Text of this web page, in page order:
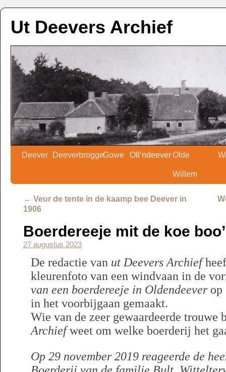
Ut Deevers Archief
Deever DeeverbroggeGowe Oll’ndeeverOlde
Willem
← Veur de tente in de kaamp bee Deever in
1906
Boerdereeje mit de koe
27 augustus 2023
De redactie van ut Deevers Archief
kleurenfoto van een windvaan in de
van een boerdereeje in Oldendeeverop
in het voorbijgaan gemaakt.
Wie van de zeer gewaardeerde trouwe
Archiefweet om welke boerderij het
Op 29 november 2019 reageerde de